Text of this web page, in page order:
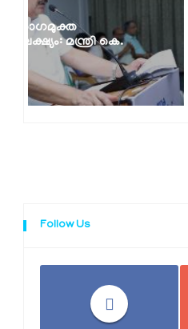
ഹരിത ഓണം: ഗ്രീൻ
കർശനമാക്കും
27th of July 2026
Follow Us